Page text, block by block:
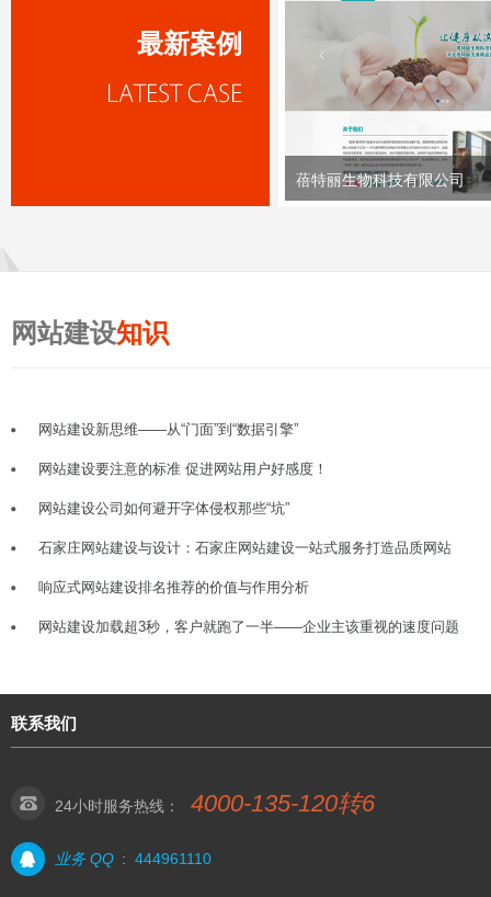
最新案例
蓓特丽生物科技有限公司
网站建设知识
网站建设新思维——从“门面”到“数据引擎”
网站建设要注意的标准 促进网站用户好感度！
网站建设公司如何避开字体侵权那些“坑”
石家庄网站建设与设计：石家庄网站建设一站式服务打造品质网站
响应式网站建设排名推荐的价值与作用分析
网站建设加载超3秒，客户就跑了一半——企业主该重视的速度问题
联系我们
24小时服务热线： 4000-135-120转6
业务 QQ : 444961110